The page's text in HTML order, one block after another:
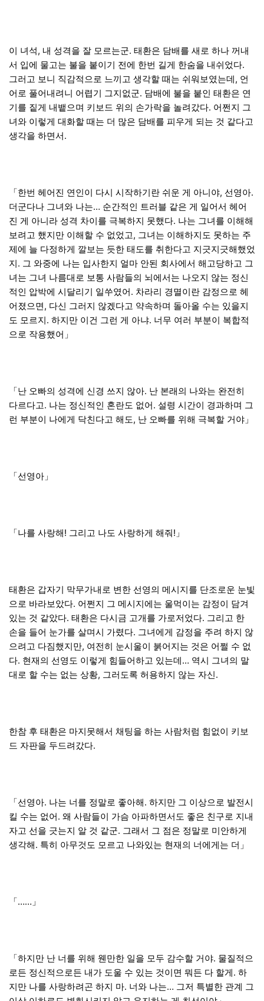
이 녀석, 내 성격을 잘 모르는군. 태환은 담배를 새로 하나 꺼내
서 입에 물고는 불을 붙이기 전에 한번 길게 한숨을 내쉬었다.
그러고 보니 직감적으로 느끼고 생각할 때는 쉬워보였는데, 언
어로 풀어내려니 어렵기 그지없군. 담배에 불을 붙인 태환은 연
기를 짙게 내뱉으며 키보드 위의 손가락을 놀려갔다. 어쩐지 그
녀와 이렇게 대화할 때는 더 많은 담배를 피우게 되는 것 같다고
생각을 하면서.
「한번 헤어진 연인이 다시 시작하기란 쉬운 게 아니야, 선영아.
더군다나 그녀와 나는… 순간적인 트러블 같은 게 일어서 헤어
진 게 아니라 성격 차이를 극복하지 못했다. 나는 그녀를 이해해
보려고 했지만 이해할 수 없었고, 그녀는 이해하지도 못하는 주
제에 늘 다정하게 깔보는 듯한 태도를 취한다고 지긋지긋해했었
지. 그 와중에 나는 입사한지 얼마 안된 회사에서 해고당하고 그
녀는 그녀 나름대로 보통 사람들의 뇌에서는 나오지 않는 정신
적인 압박에 시달리기 일쑤였어. 차라리 경멸이란 감정으로 헤
어졌으면, 다신 그러지 않겠다고 약속하며 돌아올 수는 있을지
도 모르지. 하지만 이건 그런 게 아냐. 너무 여러 부분이 복합적
으로 작용했어」
「난 오빠의 성격에 신경 쓰지 않아. 난 본래의 나와는 완전히
다르다고. 나는 정신적인 혼란도 없어. 설령 시간이 경과하며 그
런 부분이 나에게 닥친다고 해도, 난 오빠를 위해 극복할 거야」
「선영아」
「나를 사랑해! 그리고 나도 사랑하게 해줘!」
태환은 갑자기 막무가내로 변한 선영의 메시지를 단조로운 눈빛
으로 바라보았다. 어쩐지 그 메시지에는 울먹이는 감정이 담겨
있는 것 같았다. 태환은 다시금 고개를 가로저었다. 그리고 한
손을 들어 눈가를 살며시 가렸다. 그녀에게 감정을 주려 하지 않
으려고 다짐했지만, 여전히 눈시울이 붉어지는 것은 어쩔 수 없
다. 현재의 선영도 이렇게 힘들어하고 있는데… 역시 그녀의 말
대로 할 수는 없는 상황, 그러도록 허용하지 않는 자신.
한참 후 태환은 마지못해서 채팅을 하는 사람처럼 힘없이 키보
드 자판을 두드려갔다.
「선영아. 나는 너를 정말로 좋아해. 하지만 그 이상으로 발전시
킬 수는 없어. 왜 사람들이 가슴 아파하면서도 좋은 친구로 지내
자고 선을 긋는지 알 것 같군. 그래서 그 점은 정말로 미안하게
생각해. 특히 아무것도 모르고 나와있는 현재의 너에게는 더」
「……」
「하지만 난 너를 위해 웬만한 일을 모두 감수할 거야. 물질적으
로든 정신적으로든 내가 도울 수 있는 것이면 뭐든 다 할게. 하
지만 나를 사랑하려곤 하지 마. 너와 나는… 그저 특별한 관계 그